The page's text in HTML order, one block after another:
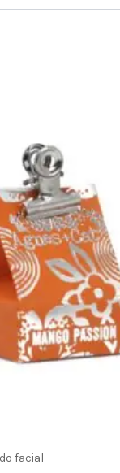
Menta”
facial